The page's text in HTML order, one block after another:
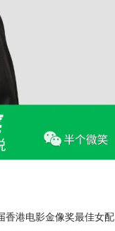
香港电影金像奖最佳女配